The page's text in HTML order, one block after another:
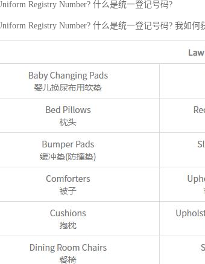
Registry Number? 什么是统一登记号码?
Registry Number? 什么是统一登记号码? 我如何